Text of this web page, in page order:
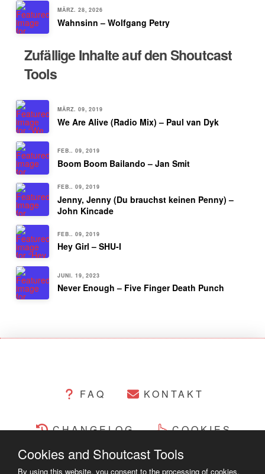
MÄRZ. 28, 2026
Wahnsinn – Wolfgang Petry
Zufällige Inhalte auf den Shoutcast
Tools
MÄRZ. 09, 2019
We Are Alive (Radio Mix) – Paul van Dyk
FEB.. 09, 2019
Boom Boom Bailando – Jan Smit
FEB.. 09, 2019
Jenny, Jenny (Du brauchst keinen Penny) –
John Kincade
FEB.. 09, 2019
Hey Girl – SHU-I
JUNI. 19, 2023
Never Enough – Five Finger Death Punch
FAQ KONTAKT
CHANGELOG COOKIES
Cookies and Shoutcast Tools
By using this website, you consent to the processing of cookies.